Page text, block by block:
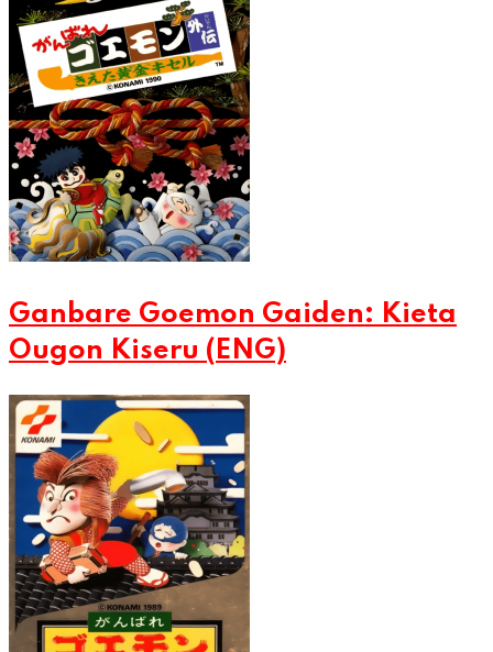
Ganbare Goemon Gaiden: Kieta
Ougon Kiseru (ENG)